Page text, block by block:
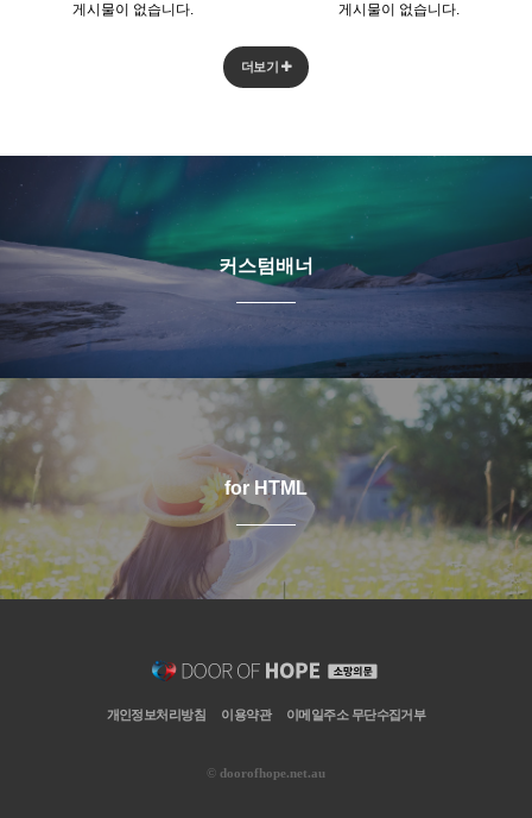
게시물이 없습니다. 게시물이 없습니다.
더보기
커스텀배너
for HTML
개인정보처리방침 이용약관 이메일주소 무단수집거부
© doorofhope.net.au